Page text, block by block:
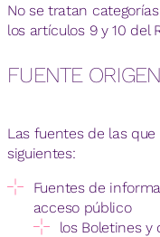
No se tratan
los artículos 9 y 10 del
FUENTE
Las fuentes de las
siguientes:
Fuentes de
acceso público
los Boletines y